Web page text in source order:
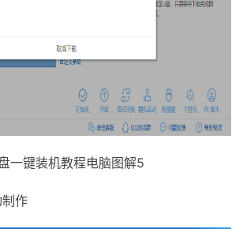
一键装机教程电脑图解5
作